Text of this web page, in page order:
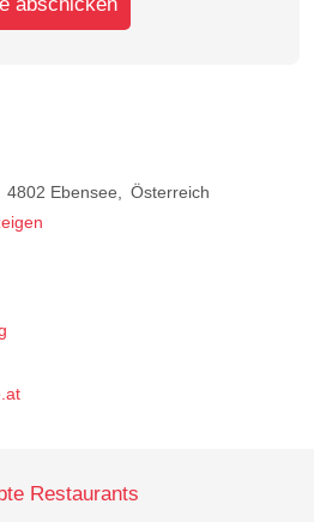
4802 Ebensee
Österreich
Restaurants